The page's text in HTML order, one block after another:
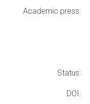
Academic press:
Status:
DOI: